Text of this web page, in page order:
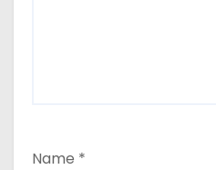
Name *